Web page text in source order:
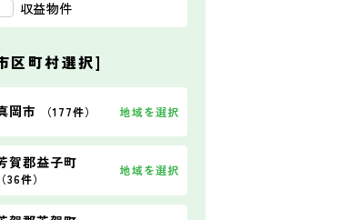
収益物件
区町村選択]
岡市 （177件） 地域を選択
賀郡益子町
（36件）
地域を選択